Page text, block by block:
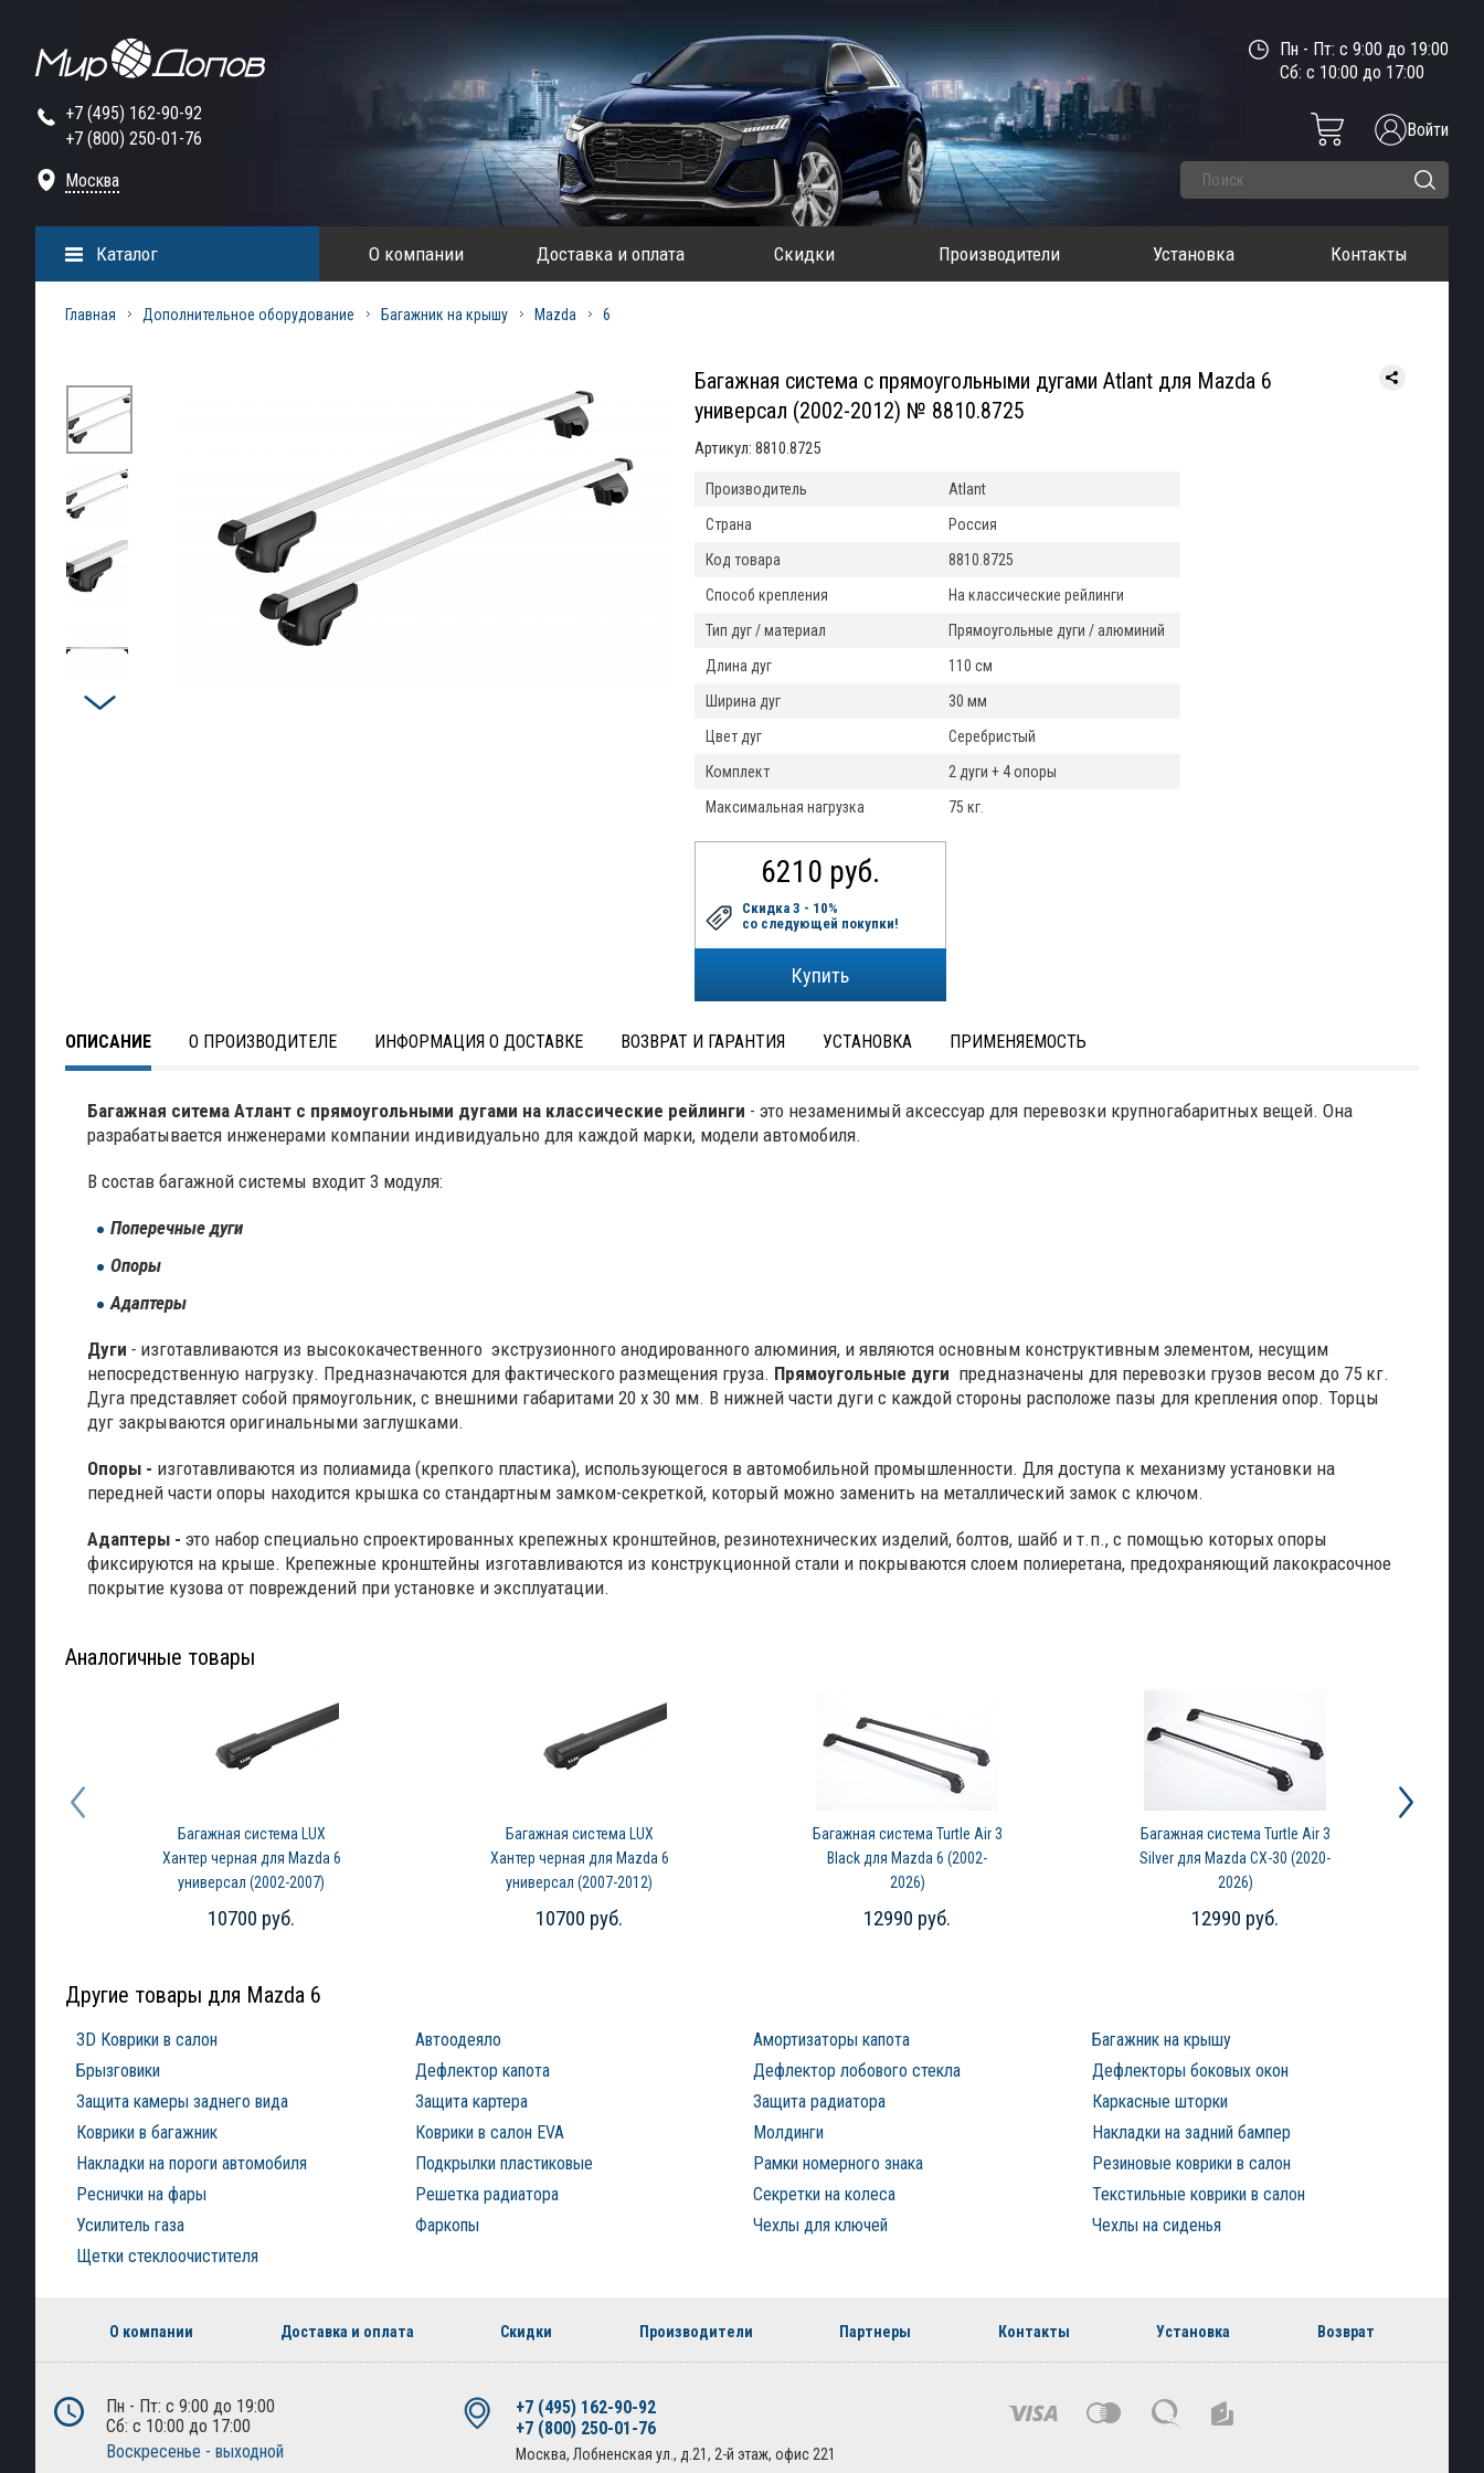
+7 (495) 162-90-92
+7 (800) 250-01-76
Москва
Пн - Пт: с 9:00 до 19:00
Сб: с 10:00 до 17:00
Войти
О компании Доставка и оплата Скидки Производители Установка Контакты
Каталог
Главная Дополнительное оборудование Багажник на крышу Mazda 6
Багажная система с прямоугольными дугами Atlant для Mazda 6
универсал (2002-2012) № 8810.8725
Артикул: 8810.8725
6210 руб.
Скидка 3 - 10%
со следующей покупки!
Производитель
Atlant
Страна
Россия
Код товара
8810.8725
Способ крепления
На классические рейлинги
Тип дуг / материал
Прямоугольные дуги / алюминий
Длина дуг
110 см
Ширина дуг
30 мм
Цвет дуг
Серебристый
Комплект
2 дуги + 4 опоры
Максимальная нагрузка
75 кг.
ОПИСАНИЕ О ПРОИЗВОДИТЕЛЕ ИНФОРМАЦИЯ О ДОСТАВКЕ ВОЗВРАТ И ГАРАНТИЯ УСТАНОВКА ПРИМЕНЯЕМОСТЬ
Багажная ситема Атлант с прямоугольными дугами на классические рейлинги - это незаменимый аксессуар для перевозки крупногабаритных вещей. Она
разрабатывается инженерами компании индивидуально для каждой марки, модели автомобиля.
В состав багажной системы входит 3 модуля:
Поперечные дуги
Опоры
Адаптеры
Дуги - изготавливаются из высококачественного экструзионного анодированного алюминия, и являются основным конструктивным элементом, несущим
непосредственную нагрузку. Предназначаются для фактического размещения груза. Прямоугольные дуги предназначены для перевозки грузов весом до 75 кг.
Дуга представляет собой прямоугольник, с внешними габаритами 20 х 30 мм. В нижней части дуги с каждой стороны расположе пазы для крепления опор. Торцы
дуг закрываются оригинальными заглушками.
Опоры - изготавливаются из полиамида (крепкого пластика), использующегося в автомобильной промышленности. Для доступа к механизму установки на
передней части опоры находится крышка со стандартным замком-секреткой, который можно заменить на металлический замок с ключом.
Адаптеры - это набор специально спроектированных крепежных кронштейнов, резинотехнических изделий, болтов, шайб и т.п., с помощью которых опоры
фиксируются на крыше. Крепежные кронштейны изготавливаются из конструкционной стали и покрываются слоем полиеретана, предохраняющий лакокрасочное
покрытие кузова от повреждений при установке и эксплуатации.
Аналогичные товары
Багажная система LUX
Хантер черная для Mazda 6
универсал (2002-2007)
10700 руб.
Багажная система LUX
Хантер черная для Mazda 6
универсал (2007-2012)
10700 руб.
Багажная система Turtle Air 3
Black для Mazda 6 (2002-
2026)
12990 руб.
Багажная система Turtle Air 3
Silver для Mazda CX-30 (2020-
2026)
12990 руб.
Другие товары для Mazda 6
3D Коврики в салон Автоодеяло Амортизаторы капота
Багажник на крышу
Брызговики
Дефлектор капота Дефлектор лобового стекла
Дефлекторы боковых окон
Защита камеры заднего вида
Защита картера Защита радиатора
Каркасные шторки
Коврики в багажник
Коврики в салон EVA Молдинги
Накладки на задний бампер
Накладки на пороги автомобиля
Подкрылки пластиковые Рамки номерного знака
Резиновые коврики в салон
Реснички на фары
Решетка радиатора Секретки на колеса
Текстильные коврики в салон
Усилитель газа
Фаркопы Чехлы для ключей
Чехлы на сиденья
Щетки стеклоочистителя
О компании Доставка и оплата Скидки Производители Партнеры Контакты Установка Возврат
Пн - Пт: с 9:00 до 19:00
Сб: с 10:00 до 17:00
Воскресенье - выходной
+7 (495) 162-90-92
+7 (800) 250-01-76
Москва, Лобненская ул., д.21, 2-й этаж, офис 221